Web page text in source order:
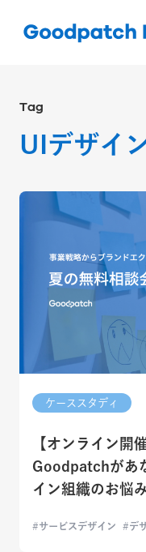
Tag
UIデザイ
ケーススタディ
【オンライン開
Goodpatchがあ
イン組織のお悩
サービスデザイン デ